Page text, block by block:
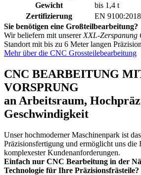
Gewicht
bis 1,4 t
Zertifizierung
EN 9100:2018
Sie benötigen eine Großteilbearbeitung?
Wir beliefern mit unserer XXL-Zerspanung
Standort mit bis zu 6 Meter langen
Mehr über die CNC Grossteilebearbeitung
CNC BEARBEITUNG
VORSPRUNG
an Arbeitsraum,
Geschwindigkeit
Unser hochmoderner Maschinenpark ist
Präzisionsfertigung und ermöglicht uns die
komplexester Kundenanforderungen.
Einfach nur CNC Bearbeitung in der
Technologie für Ihre Präzisionsfrästeile?